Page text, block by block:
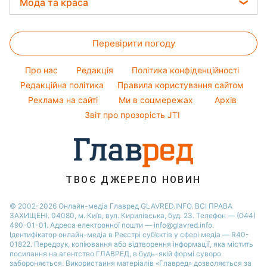
Максим Галкін
Настя Каменських
Віталій Козловський
Новини Харкова
Новини Житомира
Новини Полтави
Новини Одеси
Новини Сум
Новини Черкаси
Тарифи
Курс валют
Магнітні бурі
Погода на сьогодні
Погода на завтра
Пилова буря
Мода та краса
Фарбування волосся
Гарний манікюр
Модні помилки
Новини моди
Поради від Андре Тана
Перевірити погоду
Про нас Редакція
Політика конфіденційності
Редакційна політика
Правила користування сайтом
Реклама на сайті
Ми в соцмережах
Архів
Звіт про прозорість JTI
ТВОЄ ДЖЕРЕЛО НОВИН
© 2002-2026 Онлайн-медіа Главред GLAVRED.INFO. ВСІ ПРАВА
ЗАХИЩЕНІ. 04080, м. Київ, вул. Кирилівська, буд. 23. Телефон — (044)
490-01-01. Адреса електронної пошти — info@glavred.info.
Ідентифікатор онлайн-медіа в Реєстрі суб’єктів у сфері медіа — R40-
01822. Передрук, копіювання або відтворення інформації, яка містить
посилання на агентство ГЛАВРЕД, в будь-якій формi суворо
забороняється. Використання матеріалів «Главред» дозволяється за